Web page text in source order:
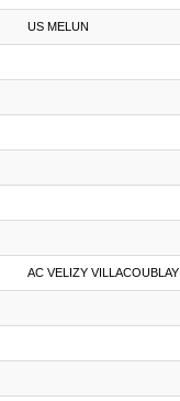
US MELUN
AC VELIZY VILLACOUBLAY